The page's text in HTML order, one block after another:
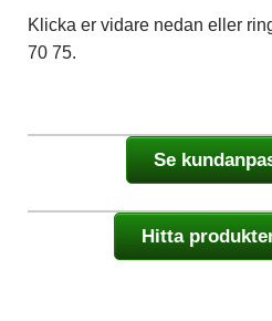
Klicka er vidare nedan eller
70 75.
Se
Hitta